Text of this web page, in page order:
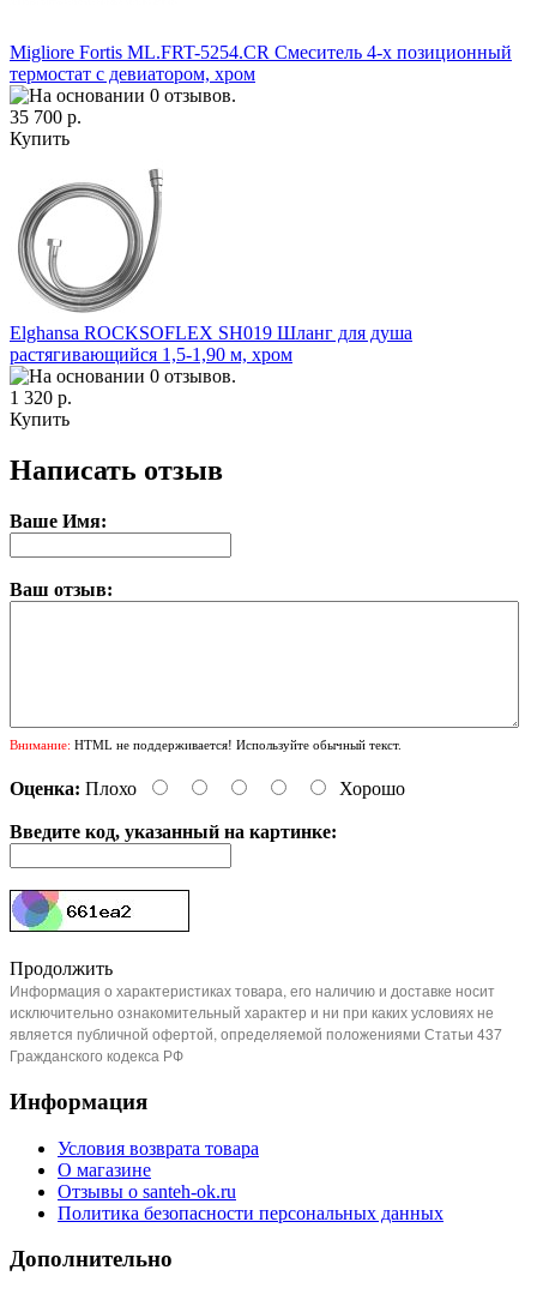
Migliore Fortis ML.FRT-5254.CR Смеситель 4-х позиционный
термостат с девиатором, хром
35 700 р.
Купить
Elghansa ROCKSOFLEX SH019 Шланг для душа
растягивающийся 1,5-1,90 м, хром
1 320 р.
Купить
Написать отзыв
Ваше Имя:
Ваш отзыв:
Внимание: HTML не поддерживается! Используйте обычный текст.
Оценка: Плохо Хорошо
Введите код, указанный на картинке:
Продолжить
Информация о характеристиках товара, его наличию и доставке носит
исключительно ознакомительный характер и ни при каких условиях не
является публичной офертой, определяемой положениями Статьи 437
Гражданского кодекса РФ
Информация
Условия возврата товара
О магазине
Отзывы о santeh-ok.ru
Политика безопасности персональных данных
Дополнительно